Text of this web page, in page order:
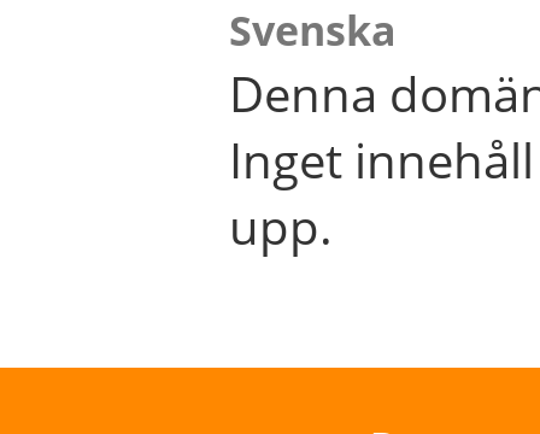
Svenska
Denna
Inget
upp.